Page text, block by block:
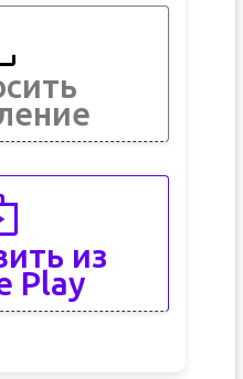
из
Play